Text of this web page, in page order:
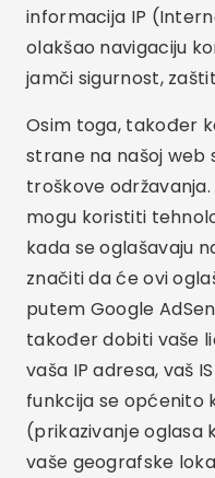
informacija IP
olakšao navigaciju
jamči sigurnost,
Osim toga, također
strane na našoj web
troškove
mogu koristiti
kada se oglašavaju
značiti da će ovi
putem Google
također dobiti vaše
vaša IP adresa, vaš
funkcija se općenito
(prikazivanje oglasa
vaše geografske